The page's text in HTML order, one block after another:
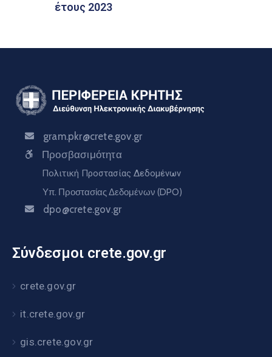
έτους 2023
gram.pkr@crete.gov.gr
Προσβασιμότητα
Πολιτική Προστασίας Δεδομένων
Υπ. Προστασίας Δεδομένων (DPO)
dpo@crete.gov.gr
Σύνδεσμοι crete.gov.gr
crete.gov.gr
it.crete.gov.gr
gis.crete.gov.gr